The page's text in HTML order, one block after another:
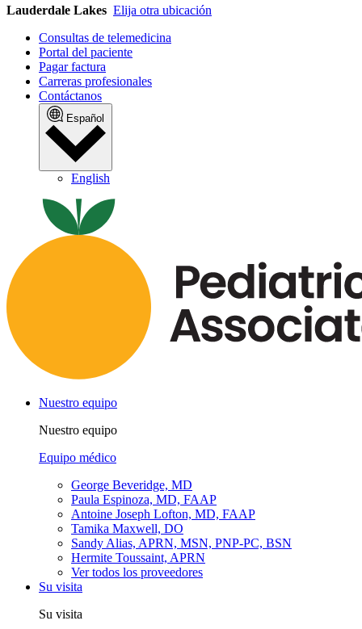
Lauderdale Lakes Elija otra ubicación
Consultas de telemedicina
Portal del paciente
Pagar factura
Carreras profesionales
Contáctanos
Español
English
Nuestro equipo
Nuestro equipo
Equipo médico
George Beveridge, MD
Paula Espinoza, MD, FAAP
Antoine Joseph Lofton, MD, FAAP
Tamika Maxwell, DO
Sandy Alias, APRN, MSN, PNP-PC, BSN
Hermite Toussaint, APRN
Ver todos los proveedores
Su visita
Su visita